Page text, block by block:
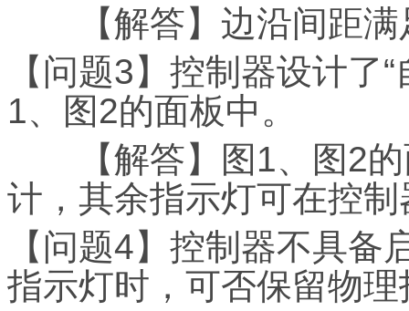
【解答】边沿间距满
【问题3】控制器设计了
1、图2的面板中。
【解答】图1、图2的
计，其余指示灯可在控
【问题4】控制器不具
指示灯时，可否保留物